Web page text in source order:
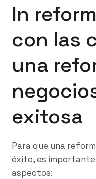
In
con las
una
exitosa
Para que una
éxito, es
aspectos: